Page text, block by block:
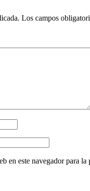
Los campos
en este navegador para la